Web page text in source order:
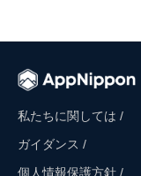
私たちに関しては /
ガイダンス /
個人情報保護方針 /